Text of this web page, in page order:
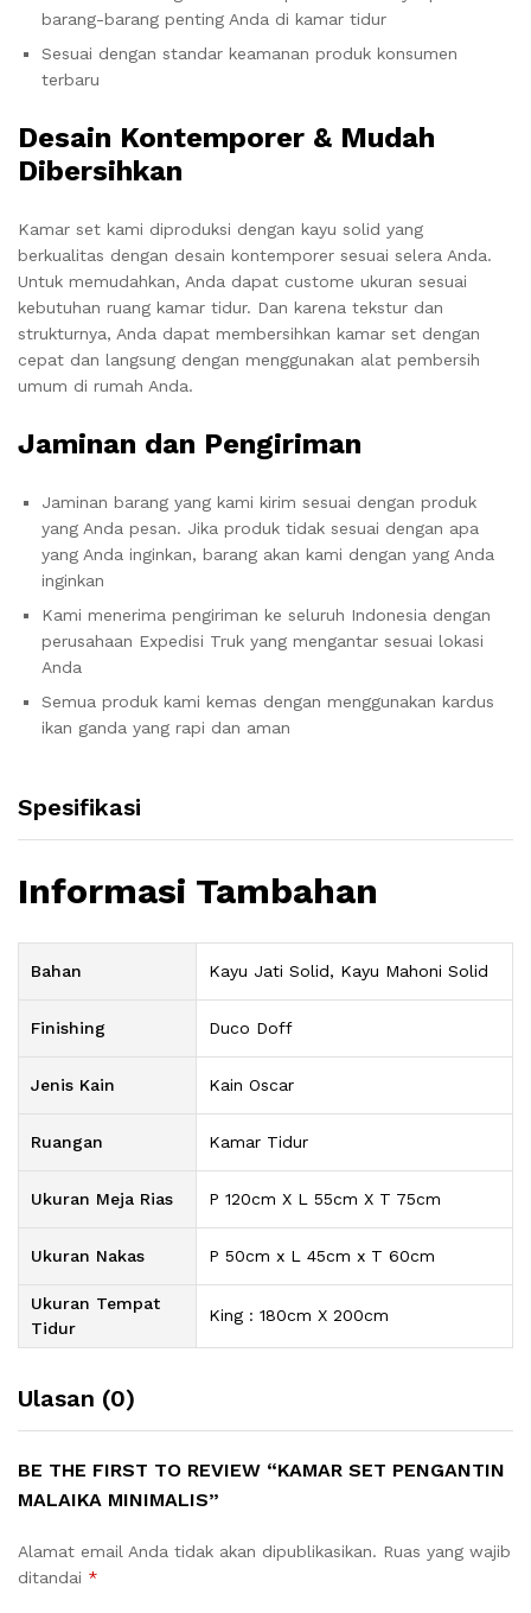
barang-barang penting Anda di kamar tidur
Sesuai dengan standar keamanan produk konsumen
terbaru
Desain Kontemporer & Mudah
Dibersihkan
Kamar set kami diproduksi dengan kayu solid yang
berkualitas dengan desain kontemporer sesuai selera Anda.
Untuk memudahkan, Anda dapat custome ukuran sesuai
kebutuhan ruang kamar tidur. Dan karena tekstur dan
strukturnya, Anda dapat membersihkan kamar set dengan
cepat dan langsung dengan menggunakan alat pembersih
umum di rumah Anda.
Jaminan dan Pengiriman
Jaminan barang yang kami kirim sesuai dengan produk
yang Anda pesan. Jika produk tidak sesuai dengan apa
yang Anda inginkan, barang akan kami dengan yang Anda
inginkan
Kami menerima pengiriman ke seluruh Indonesia dengan
perusahaan Expedisi Truk yang mengantar sesuai lokasi
Anda
Semua produk kami kemas dengan menggunakan kardus
ikan ganda yang rapi dan aman
Spesifikasi
Informasi Tambahan
Bahan Kayu Jati Solid, Kayu Mahoni Solid
Finishing Duco Doff
Jenis Kain Kain Oscar
Ruangan Kamar Tidur
Ukuran Meja Rias P 120cm X L 55cm X T 75cm
Ukuran Nakas P 50cm x L 45cm x T 60cm
Ukuran Tempat
Tidur
King : 180cm X 200cm
Ulasan (0)
BE THE FIRST TO REVIEW “KAMAR SET PENGANTIN
MALAIKA MINIMALIS”
Alamat email Anda tidak akan dipublikasikan. Ruas yang wajib
ditandai *